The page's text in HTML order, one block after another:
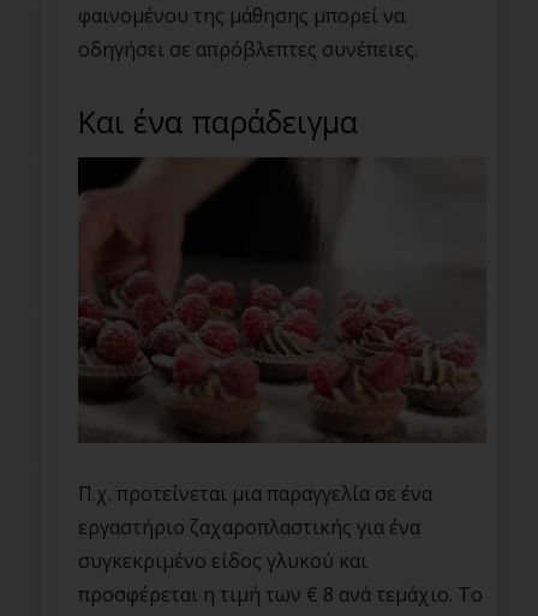
φαινομένου της μάθησης μπορεί να
οδηγήσει σε απρόβλεπτες συνέπειες.
Και ένα παράδειγμα
Π.χ. προτείνεται μια παραγγελία σε ένα
εργαστήριο ζαχαροπλαστικής για ένα
συγκεκριμένο είδος γλυκού και
προσφέρεται η τιμή των € 8 ανά τεμάχιο. Το